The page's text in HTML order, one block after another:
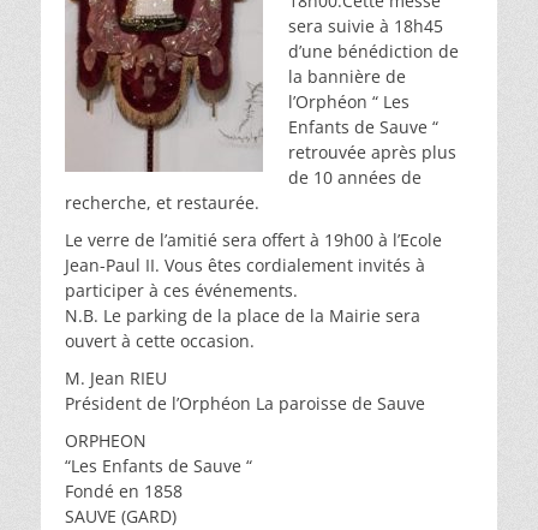
sera suivie à 18h45
d’une bénédiction de
la bannière de
l’Orphéon “ Les
Enfants de Sauve “
retrouvée après plus
de 10 années de
recherche, et restaurée.
Le verre de l’amitié sera offert à 19h00 à l’Ecole
Jean-Paul II. Vous êtes cordialement invités à
participer à ces événements.
N.B. Le parking de la place de la Mairie sera
ouvert à cette occasion.
M. Jean RIEU
Président de l’Orphéon La paroisse de Sauve
ORPHEON
“Les Enfants de Sauve “
Fondé en 1858
SAUVE (GARD)